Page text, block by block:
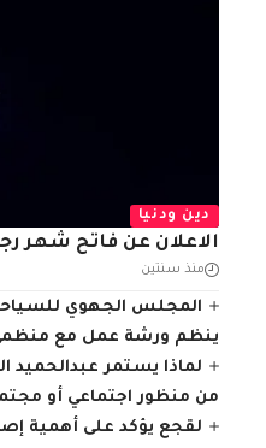
دين ودنيا
الاعلان عن فاتح شهر رجب لعام
منذ سنتين
المجلس الجهوي
ينظم ورشة عمل مع منظمي
لماذا يستمر عبدالحميد
من منظور اجتماعي أو
لقجع يؤكد على أهمية